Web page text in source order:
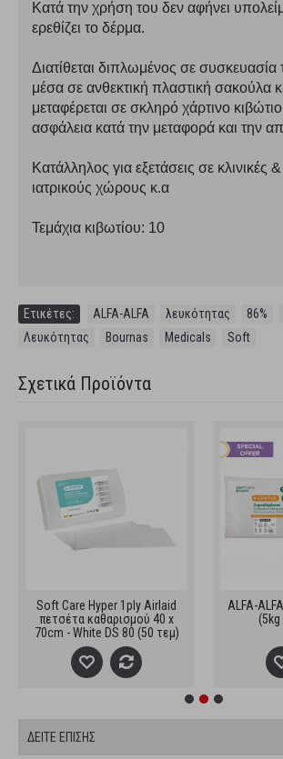
Κατά την χρήση τoυ δεν αφήνει
ερεθίζει το δέρμα.
Διατίθεται διπλωμένος σε συσκευασία
μέσα σε ανθεκτική πλαστική σακούλα
μεταφέρεται σε σκληρό χάρτινο
ασφάλεια κατά την μεταφορά και την
Κατάλληλος για εξετάσεις σε κλινικές
ιατρικούς χώρους κ.α
Τεμάχια κιβωτίου: 10
Ετικέτες: ALFA-ALFA λευκότητας 86%
Λευκότητας
Bournas Medicals Soft
Σχετικά Προϊόντα
Soft Care Hyper 1ply Airlaid
πετσέτα καθαρισμού 40 x
70cm - White DS 80 (50 τεμ)
ALFA-
(5kg
ΔΕΙΤΕ ΕΠΙΣΗΣ